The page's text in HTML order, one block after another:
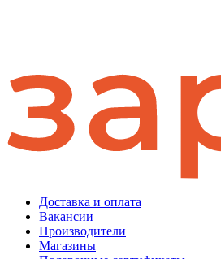
Доставка и оплата
Вакансии
Производители
Магазины